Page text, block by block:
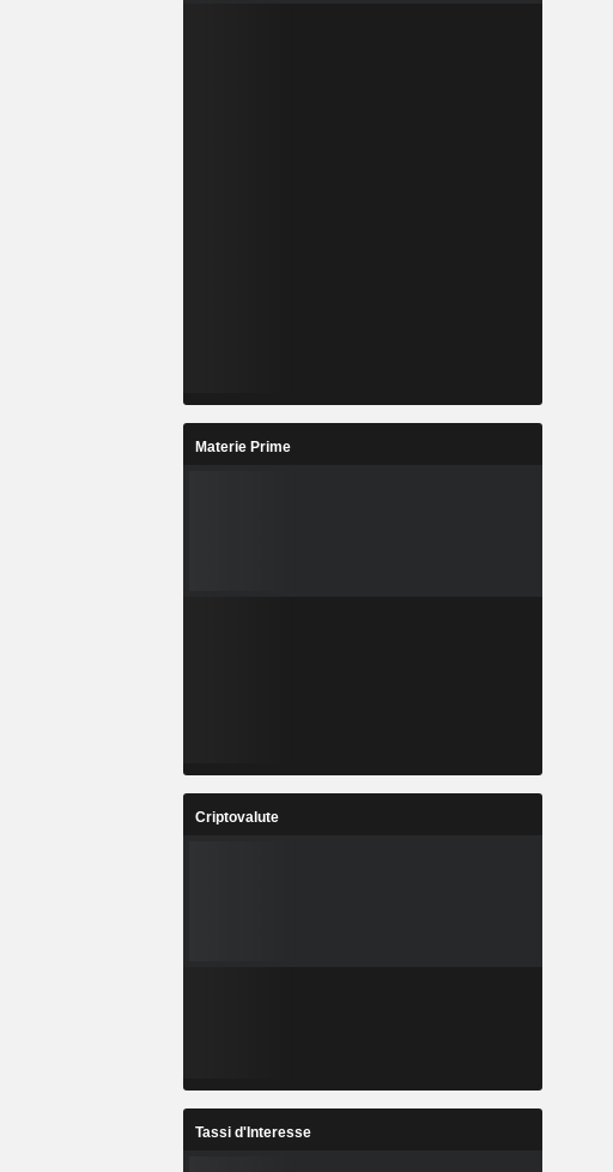
Materie Prime
Criptovalute
Tassi d'Interesse